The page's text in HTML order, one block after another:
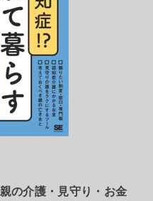
の介護・見守り・お金